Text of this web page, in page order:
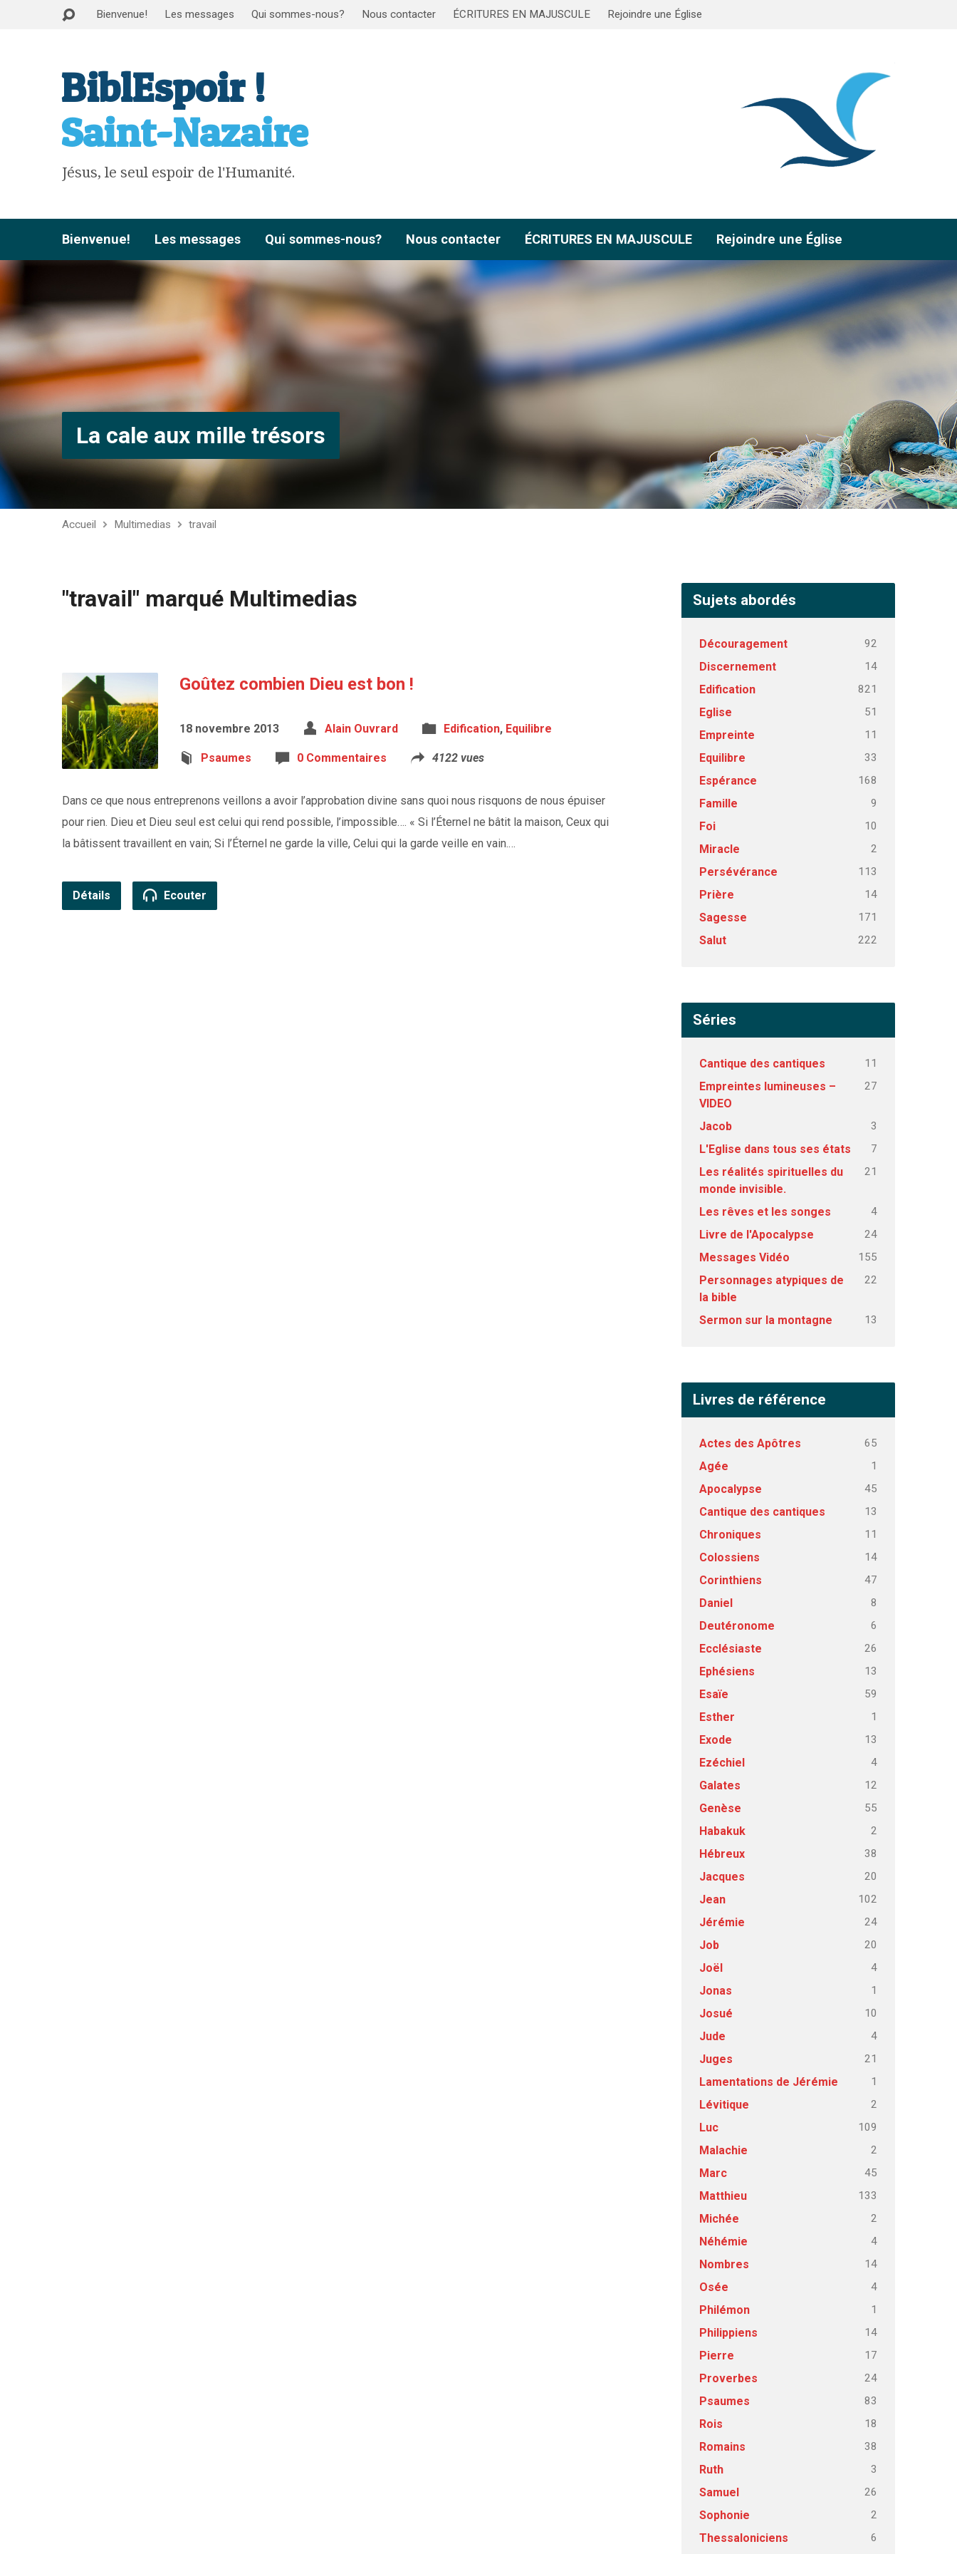
Bienvenue! Les messages Qui sommes-nous? Nous contacter ÉCRITURES EN MAJUSCULE Rejoindre une Église
BiblEspoir !
Saint-Nazaire
Jésus, le seul espoir de l'Humanité.
Bienvenue! Les messages Qui sommes-nous? Nous contacter ÉCRITURES EN MAJUSCULE Rejoindre une Église
La cale aux mille trésors
Accueil Multimedias travail
"travail" marqué Multimedias
Goûtez combien Dieu est bon !
18 novembre 2013 Alain Ouvrard Edification, Equilibre
Psaumes 0 Commentaires 4122 vues
Dans ce que nous entreprenons veillons a avoir l’approbation divine sans quoi nous risquons de nous épuiser
pour rien. Dieu et Dieu seul est celui qui rend possible, l’impossible…. « Si l’Éternel ne bâtit la maison, Ceux qui
la bâtissent travaillent en vain; Si l’Éternel ne garde la ville, Celui qui la garde veille en vain.…
Détails Ecouter
Sujets abordés
Découragement 92
Discernement 14
Edification 821
Eglise 51
Empreinte 11
Equilibre 33
Espérance 168
Famille 9
Foi 10
Miracle 2
Persévérance 113
Prière 14
Sagesse 171
Salut 222
Séries
Cantique des cantiques 11
Empreintes lumineuses –
VIDEO
27
Jacob 3
L'Eglise dans tous ses états 7
Les réalités spirituelles du
monde invisible.
21
Les rêves et les songes 4
Livre de l'Apocalypse 24
Messages Vidéo 155
Personnages atypiques de
la bible
22
Sermon sur la montagne 13
Livres de référence
Actes des Apôtres 65
Agée 1
Apocalypse 45
Cantique des cantiques 13
Chroniques 11
Colossiens 14
Corinthiens 47
Daniel 8
Deutéronome 6
Ecclésiaste 26
Ephésiens 13
Esaïe 59
Esther 1
Exode 13
Ezéchiel 4
Galates 12
Genèse 55
Habakuk 2
Hébreux 38
Jacques 20
Jean 102
Jérémie 24
Job 20
Joël 4
Jonas 1
Josué 10
Jude 4
Juges 21
Lamentations de Jérémie 1
Lévitique 2
Luc 109
Malachie 2
Marc 45
Matthieu 133
Michée 2
Néhémie 4
Nombres 14
Osée 4
Philémon 1
Philippiens 14
Pierre 17
Proverbes 24
Psaumes 83
Rois 18
Romains 38
Ruth 3
Samuel 26
Sophonie 2
Thessaloniciens
6